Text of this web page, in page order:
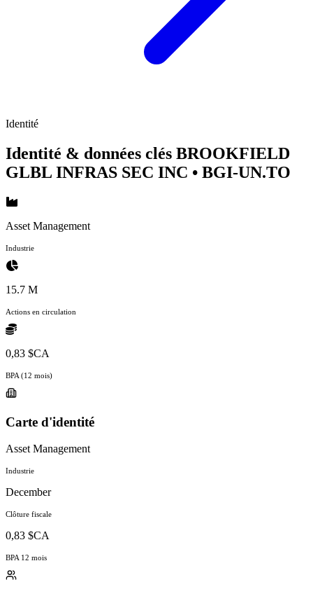
Identité
Identité & données clés BROOKFIELD
GLBL INFRAS SEC INC • BGI-UN.TO
Asset Management
Industrie
15.7 M
Actions en circulation
0,83 $CA
BPA (12 mois)
Carte d'identité
Asset Management
Industrie
December
Clôture fiscale
0,83 $CA
BPA 12 mois